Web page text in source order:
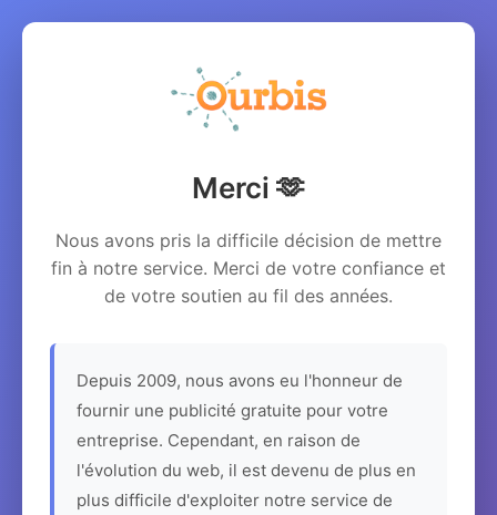
Merci 🫶
Nous avons pris la difficile décision de mettre
fin à notre service. Merci de votre confiance et
de votre soutien au fil des années.
Depuis 2009, nous avons eu l'honneur de
fournir une publicité gratuite pour votre
entreprise. Cependant, en raison de
l'évolution du web, il est devenu de plus en
plus difficile d'exploiter notre service de